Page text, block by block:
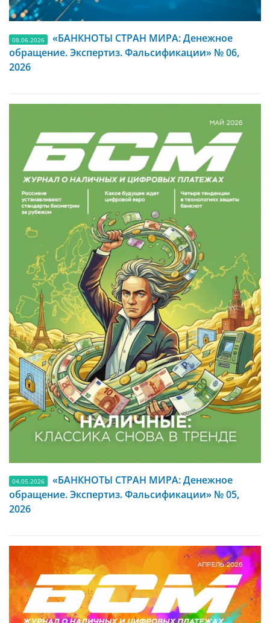
08.06.2026
«БАНКНОТЫ СТРАН МИРА: Денежное
обращение. Экспертиз. Фальсификации» № 06,
2026
04.05.2026
«БАНКНОТЫ СТРАН МИРА: Денежное
обращение. Экспертиз. Фальсификации» № 05,
2026